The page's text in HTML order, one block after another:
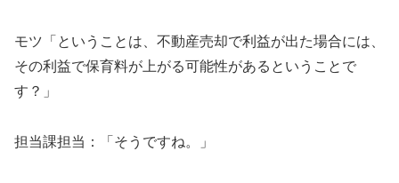
モツ「ということは、不動産売却で利益が出た場合には、
その利益で保育料が上がる可能性があるということで
す？」
担当課担当：「そうですね。」